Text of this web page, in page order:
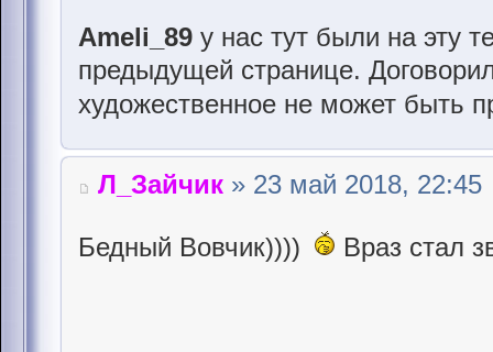
Ameli_89 у нас тут были на эту
предыдущей странице.
художественное не может быть
Л_Зайчик » 23 май 2018, 22:45
Бедный Вовчик)))) Враз стал